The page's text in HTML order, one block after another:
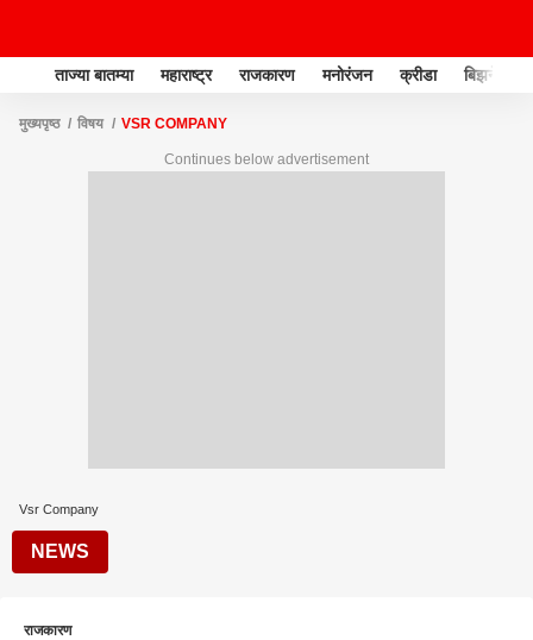
ताज्या बातम्या महाराष्ट्र राजकारण मनोरंजन क्रीडा बिझनेस
मुख्यपृष्ठ विषय VSR COMPANY
Continues below advertisement
Vsr Company
NEWS
राजकारण